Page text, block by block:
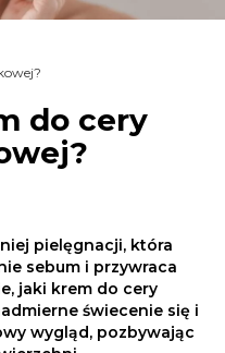
do cery
pielęgnacji, która
sebum i przywraca
jaki krem do cery
świecenie się i
wygląd, pozbywając